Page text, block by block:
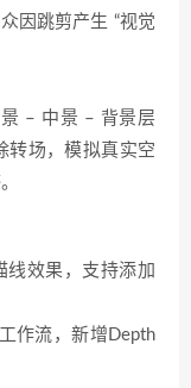
因跳剪产生 “视觉
– 中景 – 背景层
转场，模拟真实空
效果，支持添加
作流，新增Depth